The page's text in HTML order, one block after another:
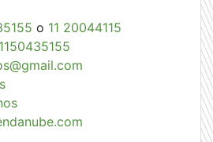
o 11 20044115